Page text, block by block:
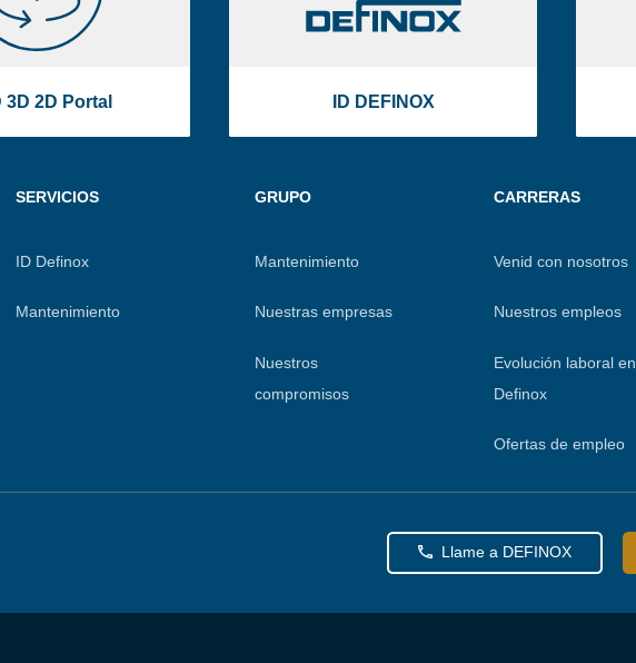
3D 2D Portal ID DEFINOX
SERVICIOS
ID Definox
Mantenimiento
GRUPO
Mantenimiento
Nuestras empresas
Nuestros
compromisos
CARRERAS
Venid con nosotros
Nuestros empleos
Evolución laboral en
Definox
Ofertas de empleo
Llame a DEFINOX